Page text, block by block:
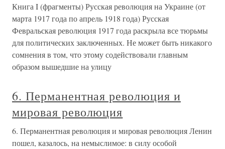
Книга I (фрагменты) Русская революция на Украине (от
марта 1917 года по апрель 1918 года) Русская
Февральская революция 1917 года раскрыла все тюрьмы
для политических заключенных. Не может быть никакого
сомнения в том, что этому содействовали главным
образом вышедшие на улицу
6. Перманентная революция и
мировая революция
6. Перманентная революция и мировая революция Ленин
пошел, казалось, на немыслимое: в силу особой